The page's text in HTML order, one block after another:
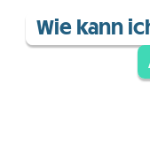
Wie kann